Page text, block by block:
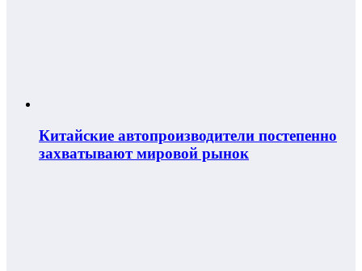
Китайские автопроизводители постепенно
захватывают мировой рынок